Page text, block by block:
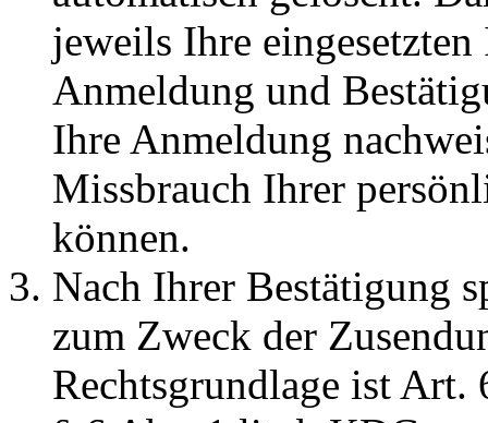
jeweils Ihre
Anmeldung und
Ihre Anmeldung
Missbrauch Ihrer
können.
Nach Ihrer Bestätigung
zum Zweck der
Rechtsgrundlage ist